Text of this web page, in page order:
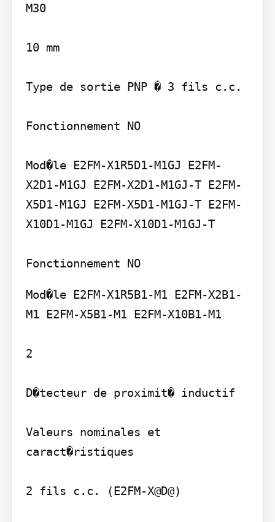
M30
10 mm
Type de sortie PNP � 3 fils c.c.
Fonctionnement NO
Mod�le E2FM-X1R5D1-M1GJ E2FM-
X2D1-M1GJ E2FM-X2D1-M1GJ-T E2FM-
X5D1-M1GJ E2FM-X5D1-M1GJ-T E2FM-
X10D1-M1GJ E2FM-X10D1-M1GJ-T
Fonctionnement NO
Mod�le E2FM-X1R5B1-M1 E2FM-X2B1-
M1 E2FM-X5B1-M1 E2FM-X10B1-M1
2
D�tecteur de proximit� inductif
Valeurs nominales et
caract�ristiques
2 fils c.c. (E2FM-X@D@)